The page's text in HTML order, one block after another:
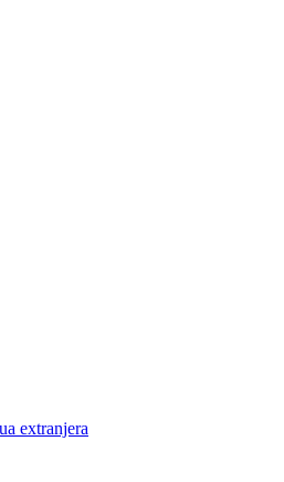
extranjera